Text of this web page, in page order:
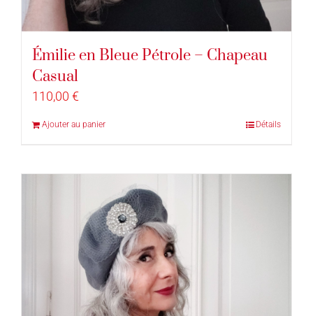
Émilie en Bleue Pétrole – Chapeau
Casual
110,00 €
Ajouter au panier Détails